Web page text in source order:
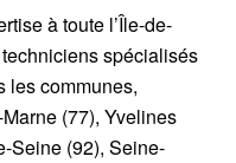
à toute l’Île-de-
spécialisés
les communes,
(77), Yvelines
Seine (92), Seine-